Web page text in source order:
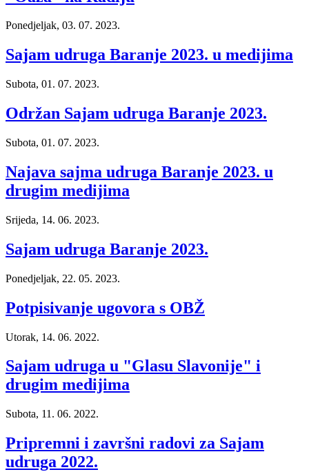
Ponedjeljak, 03. 07. 2023.
Sajam udruga Baranje 2023. u medijima
Subota, 01. 07. 2023.
Održan Sajam udruga Baranje 2023.
Subota, 01. 07. 2023.
Najava sajma udruga Baranje 2023. u
drugim medijima
Srijeda, 14. 06. 2023.
Sajam udruga Baranje 2023.
Ponedjeljak, 22. 05. 2023.
Potpisivanje ugovora s OBŽ
Utorak, 14. 06. 2022.
Sajam udruga u "Glasu Slavonije" i
drugim medijima
Subota, 11. 06. 2022.
Pripremni i završni radovi za Sajam
udruga 2022.